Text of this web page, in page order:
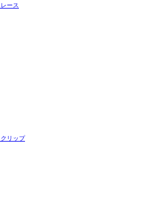
レース
クリップ